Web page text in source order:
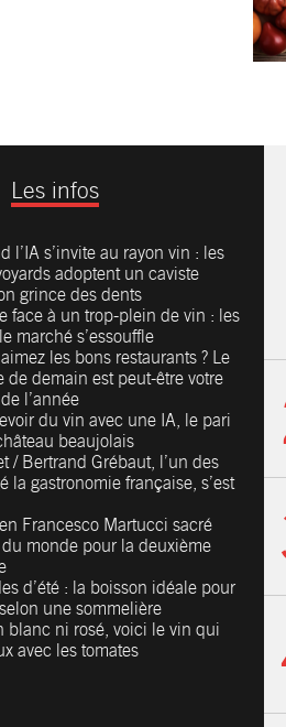
Les infos
l’IA s’invite au rayon vin : les
adoptent un caviste
grince des dents
face à un trop-plein de vin : les
marché s’essouffle
les bons restaurants ? Le
de demain est peut-être votre
l’année
du vin avec une IA, le pari
beaujolais
/ Bertrand Grébaut, l’un des
la gastronomie française, s’est
Francesco Martucci sacré
monde pour la deuxième
d’été : la boisson idéale pour
une sommelière
blanc ni rosé, voici le vin qui
avec les tomates